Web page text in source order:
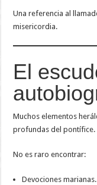
Una referencia al
misericordia.
El
Muchos elementos
profundas del pontífice.
No es raro encontrar:
Devociones marianas.